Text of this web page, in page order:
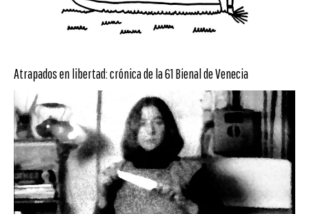
Atrapados en libertad: crónica de la 61 Bienal de Venecia